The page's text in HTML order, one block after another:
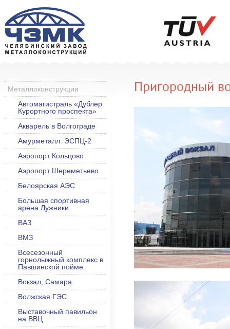
Металлоконструкции
Автомагистраль «Дублер
Курортного проспекта»
Акварель в Волгограде
Амурметалл. ЭСПЦ-2
Аэропорт Кольцово
Аэропорт Шереметьево
Белоярская АЭС
Большая спортивная
арена Лужники
ВАЗ
ВМЗ
Всесезонный
горнолыжный комплекс в
Павшинской пойме
Вокзал, Самара
Волжская ГЭС
Выставочный павильон
на ВВЦ
Пригородный